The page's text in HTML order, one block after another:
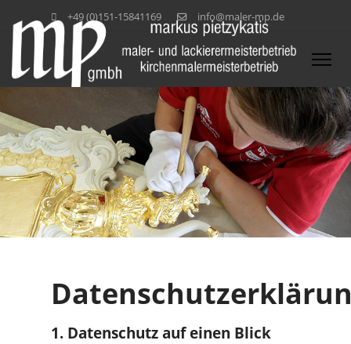
+49 (0)151-15841169 info@maler-mp.de
1. Datenschutz auf einen Blick